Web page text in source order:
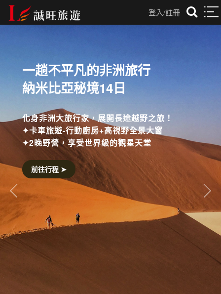
登入/註冊
光是五星住宿還不夠
這趟我們連米其林也打包
從河內米其林餐廳到畢比登小吃，
從祕境蘭夏灣 遊船到湖畔五星旅宿，
我們把北越最迷人的精華，一次呈上。
前往行程 ➤
往前 往後